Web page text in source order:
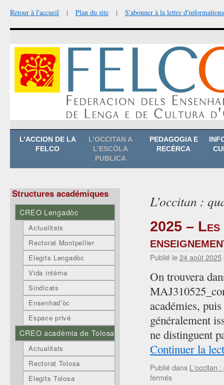
Retour à l'accueil | Plan du site | S'abonner à la lettre d'informations
AllerL’ACCION DE LA
FELCO
L’OCCITAN A
L’ESCÒLA
PUBLICA
PEDAGOGIA E
RECÈRCA
L’occitan :
2025 – Les
Publié le24 août 2025
On trouvera
académies,
généralement
ne distinguent
Continuer la
Publié dans L'occitan
ferméssur
Structures académiques
CREO Lengadòc
Actualitats
Rectorat Montpellier
Elegits Lengadòc
Vida intèrna
Sindicats
Ensenhad’òc
Espace privé
CREO acadèmia de Tolosa
Actualitats
Rectorat Tolosa
Elegits Tolosa